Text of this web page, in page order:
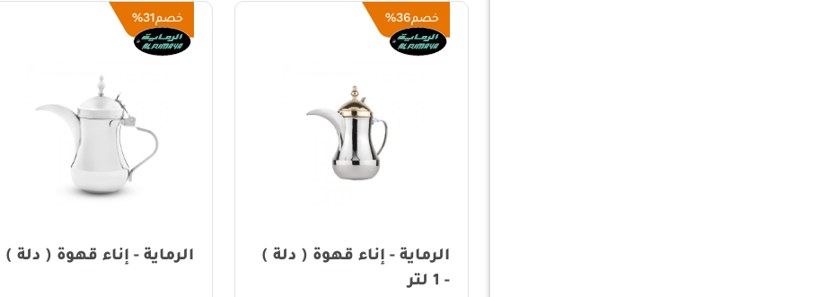
خصم36%
الرماية - إناء قهوة ( دلة )
- 1 لتر
خصم31%
الرماية - إناء قهوة ( دلة )